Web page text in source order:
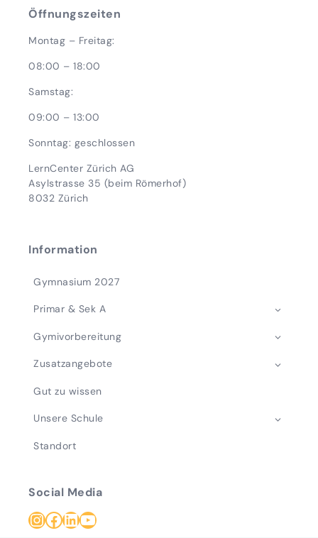
Öffnungszeiten
Montag – Freitag:
08:00 – 18:00
Samstag:
09:00 – 13:00
Sonntag: geschlossen
LernCenter Zürich AG
Asylstrasse 35 (beim Römerhof)
8032 Zürich
Information
Gymnasium 2027
Primar & Sek A
Gymivorbereitung
Zusatzangebote
Gut zu wissen
Unsere Schule
Standort
Social Media
Instagram
Facebook
LinkedIn
YouTube